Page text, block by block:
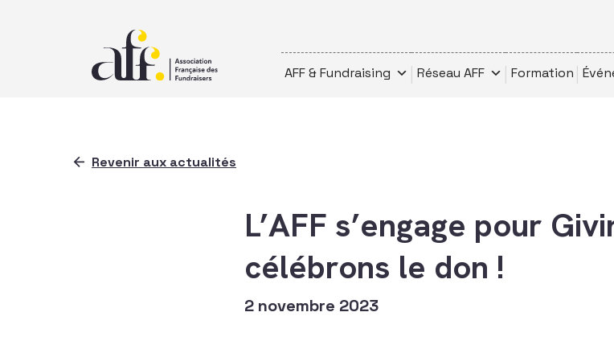
AFF & Fundraising Réseau AFF Formation
Revenir aux actualités
L’AFF s’engage pour
célébrons le don !
2 novembre 2023